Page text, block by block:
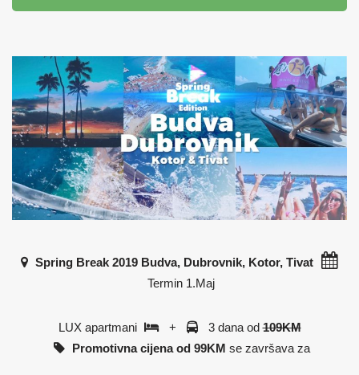
Spring Break 2019 Budva, Dubrovnik, Kotor, Tivat
Termin 1.Maj
LUX apartmani + 3 dana od 109KM
Promotivna cijena od 99KM se završava za